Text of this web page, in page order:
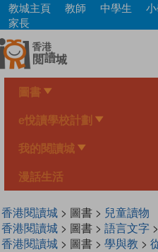
Skip
main
content
教城主頁 教師 中學生
家長
圖書
e悅讀學校計劃
我的閱讀城
漫話生活
香港閱讀城> 圖書 > 兒童讀物
香港閱讀城> 圖書 > 語言文字>
香港閱讀城> 圖書 > 學與教 >